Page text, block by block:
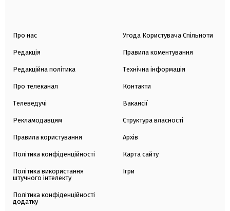
Про нас
Редакція
Редакційна політика
Про телеканал
Телеведучі
Рекламодавцям
Правила користування
Політика конфіденційності
Політика використання
штучного інтелекту
Політика конфіденційності
додатку
Угода Користувача Спільноти
Правила коментування
Технічна інформація
Контакти
Вакансії
Структура власності
Архів
Карта сайту
Ігри